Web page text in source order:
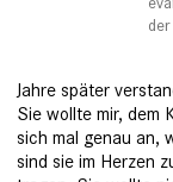
Jahre später
Sie wollte mir, dem
sich mal genau an,
sind sie im Herzen